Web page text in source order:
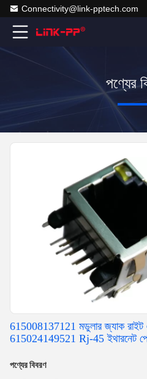
Connectivity@link-pptech.com
পণ্যের
615008137121 মডুলার জ্যাক রাইট
615024149521 Rj-45 ইথারনেট
পণ্যের বিবরণ